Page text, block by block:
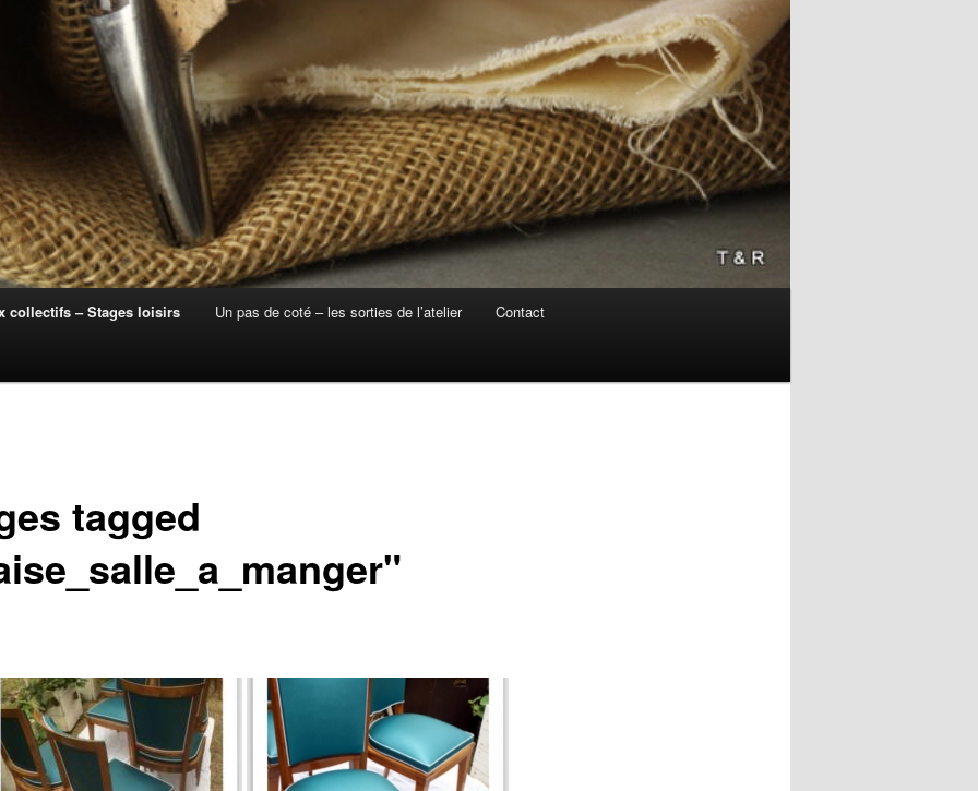
collectifs – Stages loisirs Un pas de coté – les sorties de l’atelier Contact
tagged